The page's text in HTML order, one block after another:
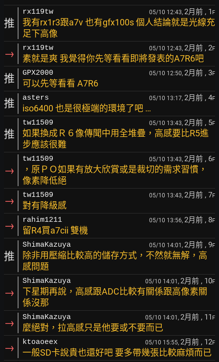
推
rx119tw 05/10 12:43, 2月前 , 1 F
我有rx1r3跟a7v 也有gfx100s 個人結論就是光線充
足下高像
→ rx119tw 05/10 12:43, 2月前 , 2F
素就是爽 我覺得你先等看看即將發表的A7R6吧
推 GPX2000 05/10 12:50, 2月前 , 3F
可以先等看看 A7R6
推 asters 05/10 13:17, 2月前 , 4F
iso6400 也是很極端的環境了吧 …
推
tw11509 05/10 13:43, 2月前 , 5F
如果換成Ｒ６像傳聞中用全堆疊，高感要比R5進
步應該很難
→
tw11509 05/10 13:43, 2月前 , 6F
，原ＰＯ如果有放大欣賞或是裁切的需求習慣，
像素降低絕
→ tw11509 05/10 13:43, 2月前 , 7F
對有降級感
→ rahim1211 05/10 13:56, 2月前 , 8F
留R4買a7cii 雙機
推
ShimaKazuya 05/10 14:01, 2月前 , 9F
除非用壓縮比較高的儲存方式，不然就無解，高
感問題
→
ShimaKazuya 05/10 14:01, 2月前 , 10F
下星期再說，高感跟ADC比較有關係跟高像素關
係沒那
→ ShimaKazuya 05/10 14:01, 2月前 , 11 F
麼絕對，拉高感只是他要或不要而已
→ ktoaoeex 05/10 15:55, 2月前 , 12F
一般SD卡說貴也還好吧 要多帶幾張比較麻煩而已